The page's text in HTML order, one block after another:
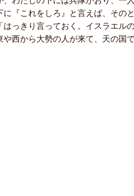
に『これをしろ』と言えば、その
「はっきり言っておく。イスラエル
や西から大勢の人が来て、天の国